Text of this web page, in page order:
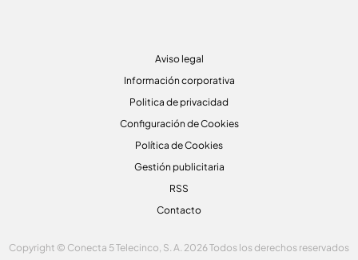
Aviso legal
Información corporativa
Politica de privacidad
Configuración de Cookies
Política de Cookies
Gestión publicitaria
RSS
Contacto
Copyright © Conecta 5 Telecinco, S. A. 2026 Todos los derechos reservados